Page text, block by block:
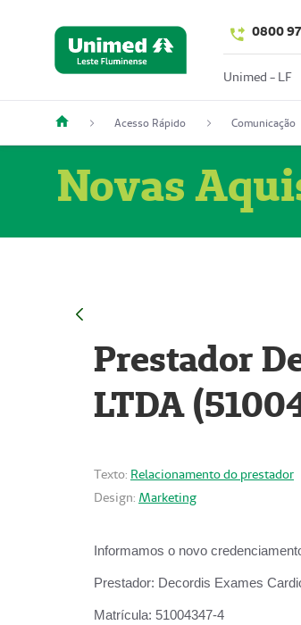
0800
Unimed - LF
Acesso Rápido Comunicação
Novas
Prestador
LTDA
Texto: Relacionamento do prestador
Design: Marketing
Informamos o novo
Prestador: Decordis Exames
Matrícula: 51004347-4